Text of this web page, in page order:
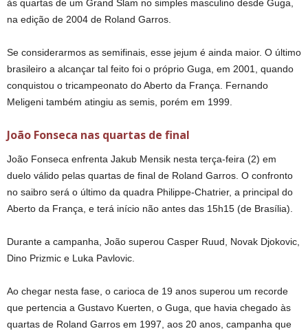
às quartas de um Grand Slam no simples masculino desde Guga,
na edição de 2004 de Roland Garros.
Se considerarmos as semifinais, esse jejum é ainda maior. O último
brasileiro a alcançar tal feito foi o próprio Guga, em 2001, quando
conquistou o tricampeonato do Aberto da França. Fernando
Meligeni também atingiu as semis, porém em 1999.
João Fonseca nas quartas de final
João Fonseca enfrenta Jakub Mensik nesta terça-feira (2) em
duelo válido pelas quartas de final de Roland Garros. O confronto
no saibro será o último da quadra Philippe-Chatrier, a principal do
Aberto da França, e terá início não antes das 15h15 (de Brasília).
Durante a campanha, João superou Casper Ruud, Novak Djokovic,
Dino Prizmic e Luka Pavlovic.
Ao chegar nesta fase, o carioca de 19 anos superou um recorde
que pertencia a Gustavo Kuerten, o Guga, que havia chegado às
quartas de Roland Garros em 1997, aos 20 anos, campanha que